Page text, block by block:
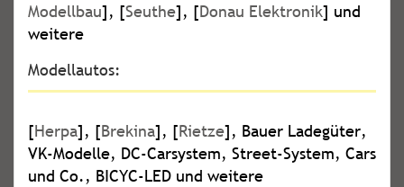
Modellbau], [Seuthe], [Donau Elektronik] und
weitere
Modellautos:
[Herpa], [Brekina], [Rietze], Bauer Ladegüter,
VK-Modelle, DC-Carsystem, Street-System, Cars
und Co., BICYC-LED und weitere